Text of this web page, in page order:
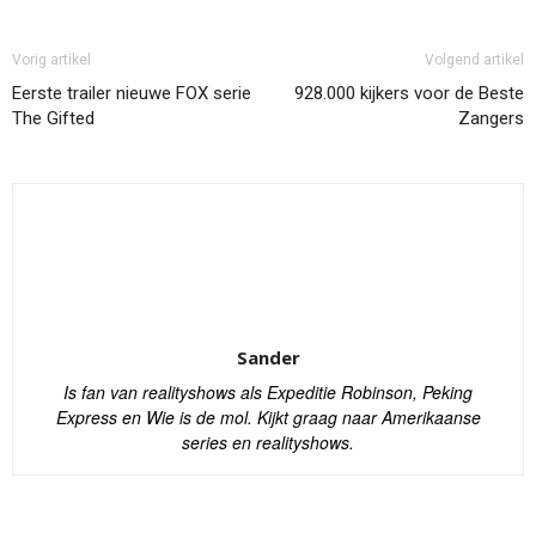
Vorig artikel
Eerste trailer nieuwe FOX serie
The Gifted
Volgend artikel
928.000 kijkers voor de Beste
Zangers
Sander
Is fan van realityshows als Expeditie Robinson, Peking
Express en Wie is de mol. Kijkt graag naar Amerikaanse
series en realityshows.